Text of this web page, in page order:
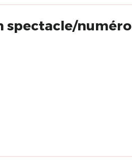
spectacle/numéro